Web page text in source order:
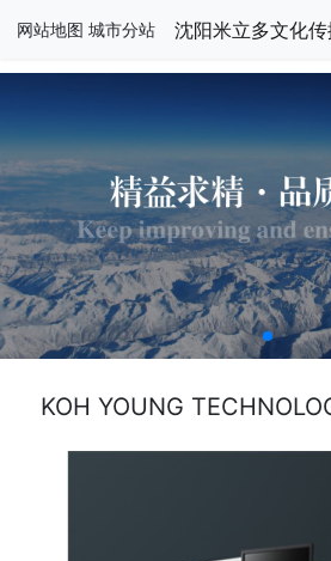
网站地图 城市分站 沈阳米立多文化
KOH YOUNG